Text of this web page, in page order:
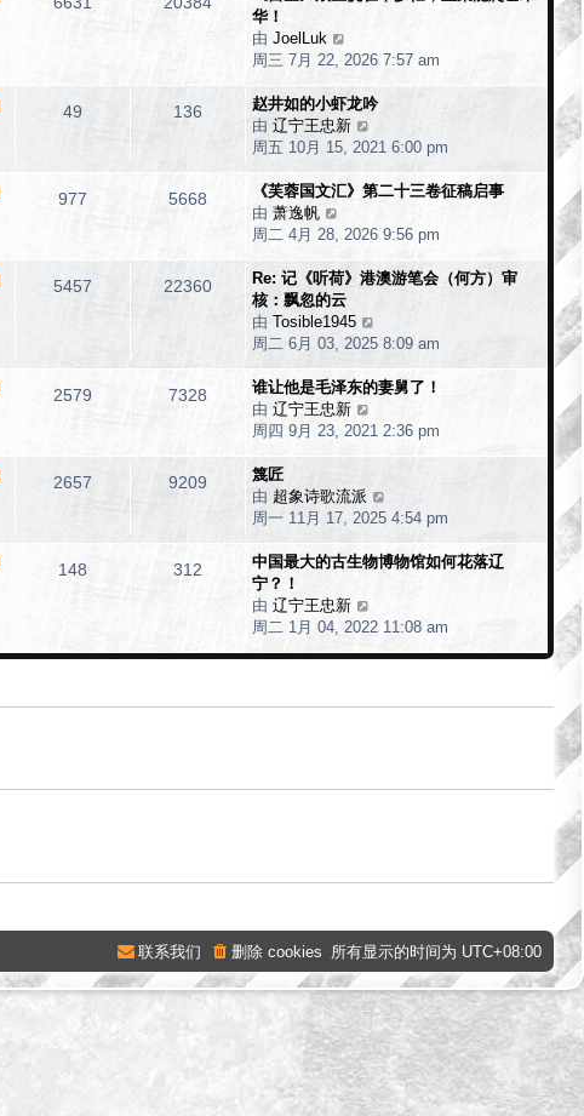
华！
由 JoelLuk
看
新
帖
子
周三 7月 22, 2026 7:57 am
49 136
赵井如的小虾龙吟
由 辽宁王忠新
看
最
新
子
周五 10月 15, 2021 6:00 pm
977 5668
《芙蓉国文汇》第二十三卷征稿启事
由 萧逸帆
看
新
帖
子
周二 4月 28, 2026 9:56 pm
5457 22360
Re: 记《听荷》港澳游笔会（何方）审
核：飘忽的云
由 Tosible1945
看
最
新
子
周二 6月 03, 2025 8:09 am
2579 7328
谁让他是毛泽东的妻舅了！
由 辽宁王忠新
看
帖
子
周四 9月 23, 2021 2:36 pm
2657 9209
篾匠
由 超象诗歌流派
看
最
新
周一 11月 17, 2025 4:54 pm
旅
148 312
中国最大的古生物博物馆如何花落辽
宁？！
由 辽宁王忠新
看
子
周二 1月 04, 2022 11:08 am
所有显示的时间为 UTC+08:00
删除 cookies
联系我们